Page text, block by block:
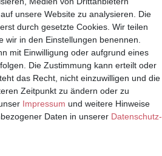
* Alle Preise inkl.
Mehrwertsteuer und zuzüglich
Versand | **ehemaliger
Verkäuferpreis
unsere Website zu analysieren. Die
durch gesetzte Cookies. Wir teilen
wir in den Einstellungen benennen.
mit Einwilligung oder aufgrund eines
Die Zustimmung kann erteilt oder
das Recht, nicht einzuwilligen und die
Zeitpunkt zu ändern oder zu
Impressum und weitere Hinweise
Daten in unserer Daten­schutz­